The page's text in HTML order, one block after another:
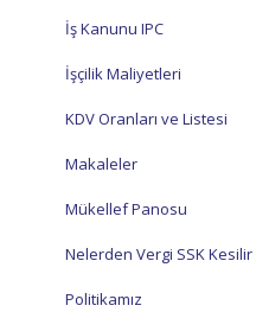
İş Kanunu IPC
İşçilik Maliyetleri
KDV Oranları ve Listesi
Makaleler
Mükellef Panosu
Nelerden Vergi SSK Kesilir
Politikamız